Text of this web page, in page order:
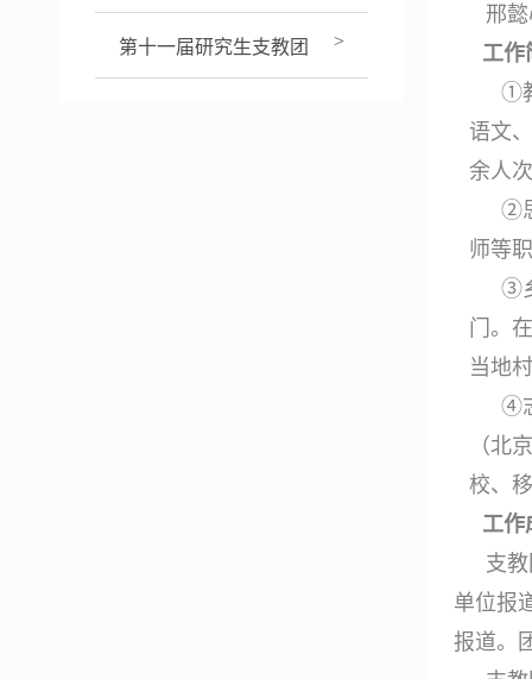
第十一届研究生支教团 >
邢
工作
①
语文
余人
②
师等
③
门。
当地
④
（北
校、
工作
支
单位报
报道。